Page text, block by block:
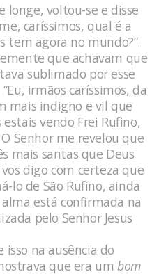
longe, voltou-se e disse
caríssimos, qual é a
tem agora no mundo?”.
que achavam que
sublimado por esse
irmãos caríssimos, da
mais indigno e vil que
vendo Frei Rufino,
Senhor me revelou que
mais santas que Deus
vos digo com certeza que
lo de São Rufino, ainda
está confirmada na
pelo Senhor Jesus
isso na ausência do
que era um bom